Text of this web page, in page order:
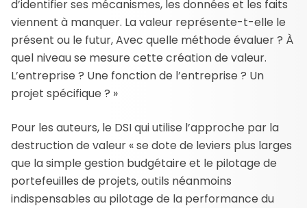
d’identifier ses mécanismes, les données et les faits
viennent à manquer. La valeur représente-t-elle le
présent ou le futur, Avec quelle méthode évaluer ? À
quel niveau se mesure cette création de valeur.
L’entreprise ? Une fonction de l’entreprise ? Un
projet spécifique ? »
Pour les auteurs, le DSI qui utilise l’approche par la
destruction de valeur « se dote de leviers plus larges
que la simple gestion budgétaire et le pilotage de
portefeuilles de projets, outils néanmoins
indispensables au pilotage de la performance du